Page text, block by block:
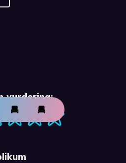
vurdering: